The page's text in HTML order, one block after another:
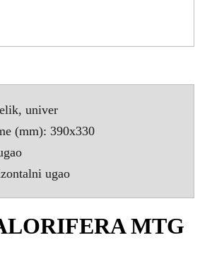
univer
(mm): 390x330
ugao
MTG